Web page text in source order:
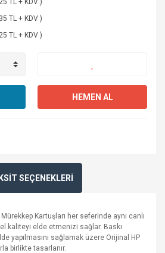
TL + KDV )
TL + KDV )
TL + KDV )
HEMEN AL
SEÇENEKLERİ
Kartuşları her seferinde aynı canlı
kaliteyi elde etmenizi sağlar. Baskı
yapılmasını sağlamak üzere Orijinal HP
birlikte tasarlanır.